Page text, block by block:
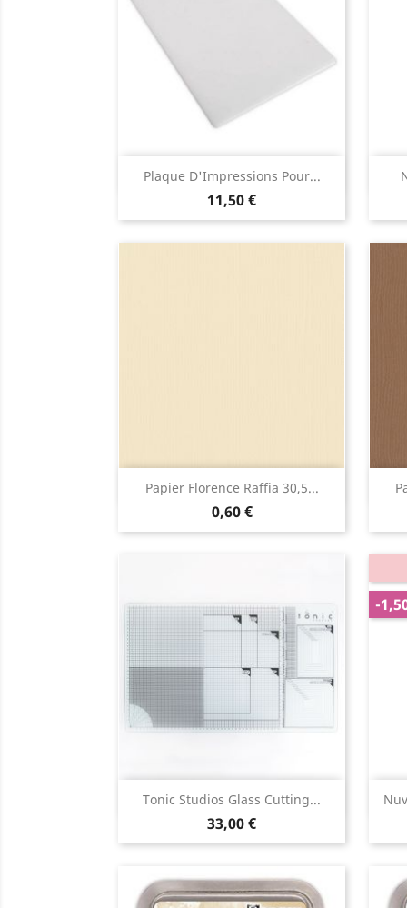
Plaque D'Impressions Pour...
11,50 €
Aperçu rapide
Papier Florence Raffia 30,5...
0,60 €
Aperçu rapide
Tonic Studios Glass Cutting...
33,00 €
Aperçu rapide
-